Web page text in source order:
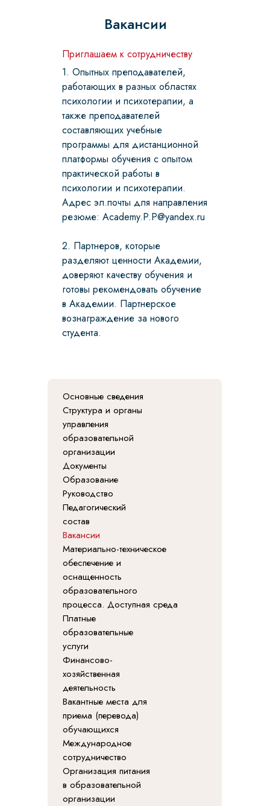
Основные сведения
Структура и органы
управления
образовательной
организации
Документы
Образование
Руководство
Педагогический
состав
Вакансии
Материально-техническое
обеспечение и
оснащенность
образовательного
процесса. Доступная среда
Платные
образовательные
услуги
Финансово-
хозяйственная
деятельность
Вакантные места для
приема (перевода)
обучающихся
Международное
сотрудничество
Организация питания
в образовательной
организации
Приглашаем к сотрудничеству
1. Опытных преподавателей,
работающих в разных областях
психологии и психотерапии, а
также преподавателей
составляющих учебные
программы для дистанционной
платформы обучения с опытом
практической работы в
психологии и психотерапии.
Адрес эл.почты для направления
резюме: Academy.P.P@yandex.ru
2. Партнеров, которые
разделяют ценности Академии,
доверяют качеству обучения и
готовы рекомендовать обучение
в Академии. Партнерское
вознаграждение за нового
студента.
Вакансии